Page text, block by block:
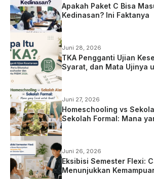
Apakah Paket C Bisa
Kedinasan? Ini Faktanya
Juni 28, 2026
TKA Pengganti Ujian
Syarat, dan Mata Ujinya
Juni 27, 2026
Homeschooling vs
Sekolah Formal: Mana
Juni 26, 2026
Eksibisi Semester Flexi:
Menunjukkan